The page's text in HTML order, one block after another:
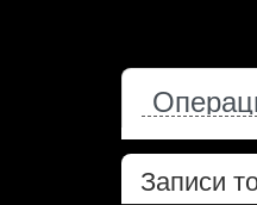
Записи